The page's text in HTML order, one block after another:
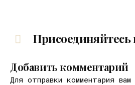
Добавить комментарий
Для отправки комментария вам